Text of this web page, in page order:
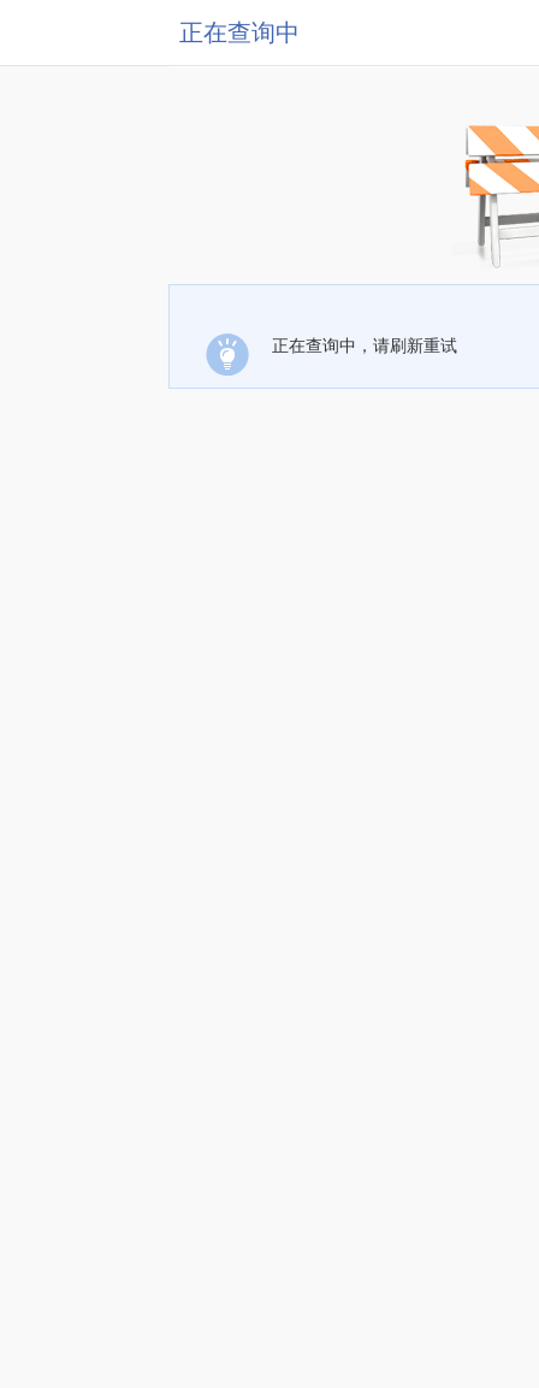
正在查询中
正在查询中，请刷新重试